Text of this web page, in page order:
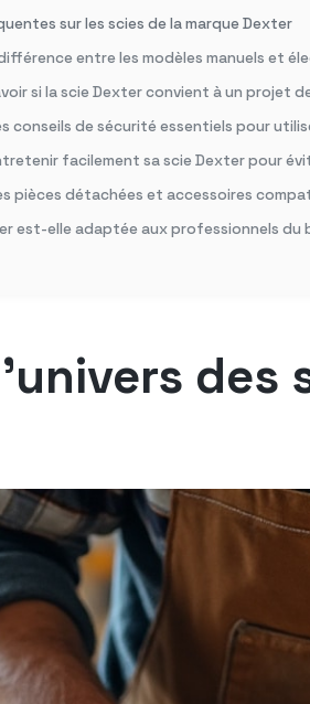
sur les scies de la marque Dexter
entre les modèles manuels et
si la scie Dexter convient à un projet
conseils de sécurité essentiels pour
facilement sa scie Dexter pour
pièces détachées et accessoires
est-elle adaptée aux professionnels du